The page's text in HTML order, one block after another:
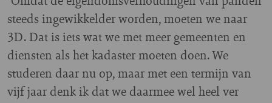
steeds ingewikkelder worden, moeten we naar
3D. Dat is iets wat we met meer gemeenten en
diensten als het kadaster moeten doen. We
studeren daar nu op, maar met een termijn van
vijf jaar denk ik dat we daarmee wel heel ver